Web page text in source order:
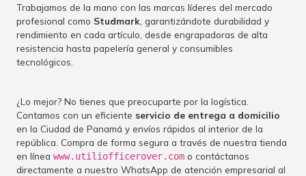
Trabajamos de la mano con las marcas líderes del mercado
profesional como Studmark , garantizándote durabilidad y
rendimiento en cada artículo, desde engrapadoras de alta
resistencia hasta papelería general y consumibles
tecnológicos.
¿Lo mejor? No tienes que preocuparte por la logística.
Contamos con un eficiente servicio de entrega a domicilio
en la Ciudad de Panamá y envíos rápidos al interior de la
república. Compra de forma segura a través de nuestra tienda
en línea www.utiliofficerover.com o contáctanos
directamente a nuestro WhatsApp de atención empresarial al